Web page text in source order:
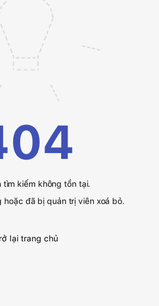
tìm kiếm không tồn tại.
hoặc đã bị quản trị viên xoá bỏ.
lại trang chủ